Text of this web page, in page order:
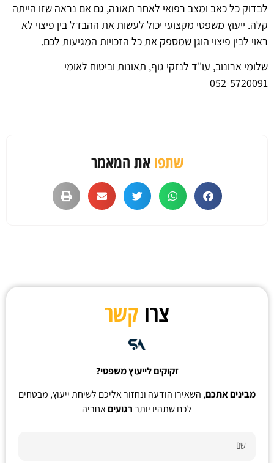
לבדוק כל כאב ומצב רפואי לאחר תאונה, גם אם נראה שזו הייתה
קלה. ייעוץ משפטי מקצועי יכול לעשות את ההבדל בין פיצוי לא
ראוי לבין פיצוי הוגן שמספק את כל הזכויות המגיעות לכם.
שלומי ארונוב, עו"ד לנזקי גוף, תאונות וביטוח לאומי
052-5720091
שתפואת המאמר
צרו קשר
זקוקים לייעוץ משפטי?
מבינים אתכם, השאירו הודעה ונחזור אליכם לשיחת ייעוץ, מבטחים
לכם שתהיו יותררגועיםאחריה